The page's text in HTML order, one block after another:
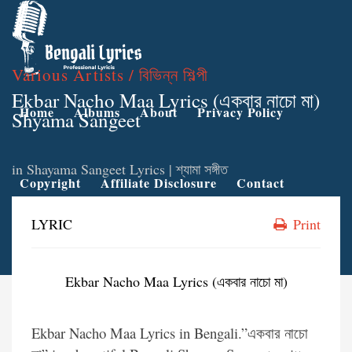
Home Albums About Privacy Policy
Copyright Affiliate Disclosure Contact
Various Artists / বিভিন্ন শিল্পী
Ekbar Nacho Maa Lyrics (একবার নাচো মা)
Shyama Sangeet
in Shayama Sangeet Lyrics | শ্যামা সঙ্গীত
LYRIC Print
Ekbar Nacho Maa Lyrics (একবার নাচো মা)
Ekbar Nacho Maa Lyrics in Bengali.”একবার নাচো